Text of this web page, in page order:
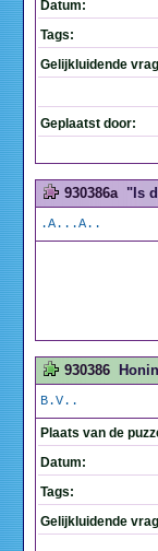
Datum:
Tags:
Gelijkluidende
Geplaatst door:
930386a "Is
.A...A..
930386
B.V..
Plaats van de
Datum:
Tags:
Gelijkluidende